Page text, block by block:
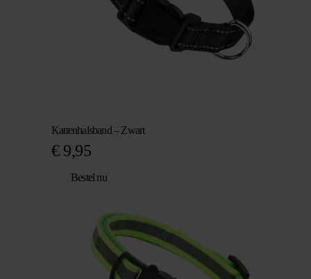
Kattenhalsband – Zwart
€9,95
Bestel nu